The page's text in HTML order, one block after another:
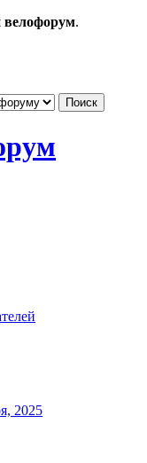
велофорум.
2025